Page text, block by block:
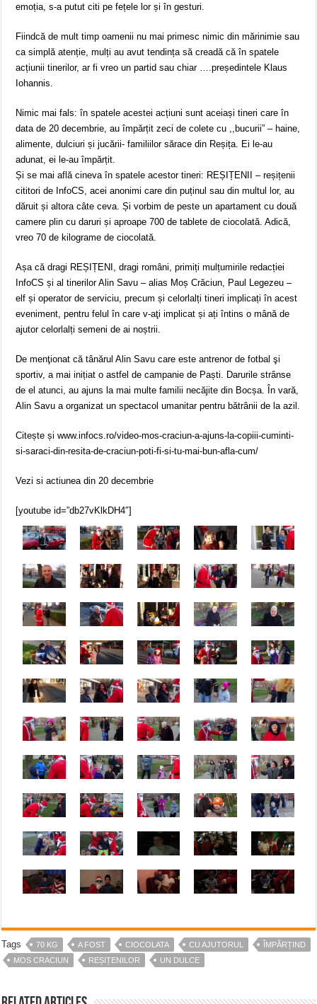
emoția, s-a putut citi pe fețele lor și în gesturi.
Fiindcă de mult timp oamenii nu mai primesc nimic din mărinimie sau
ca simplă atenție, mulți au avut tendința să creadă că în spatele
acțiunii tinerilor, ar fi vreo un partid sau chiar ….președintele Klaus
Iohannis.
Nimic mai fals: în spatele acestei acțiuni sunt aceiași tineri care în
data de 20 decembrie, au împărțit zeci de colete cu ,,bucurii” – haine,
alimente, dulciuri și jucării- familiilor sărace din Reșița. Ei le-au
adunat, ei le-au împărțit.
Și se mai află cineva în spatele acestor tineri: REȘIȚENII – reșițenii
cititori de InfoCS, acei anonimi care din puținul sau din multul lor, au
dăruit și altora câte ceva. Și vorbim de peste un apartament cu două
camere plin cu daruri și aproape 700 de tablete de ciocolată. Adică,
vreo 70 de kilograme de ciocolată.
Așa că dragi REȘIȚENI, dragi români, primiți mulțumirile redacției
InfoCS și al tinerilor Alin Savu – alias Moș Crăciun, Paul Legezeu –
elf și operator de serviciu, precum și celorlalți tineri implicați în acest
eveniment, pentru felul în care v-aţi implicat și ați întins o mână de
ajutor celorlalți semeni de ai noștrii.
De menţionat că tânărul Alin Savu care este antrenor de fotbal şi
sportiv, a mai inițiat o astfel de campanie de Paști. Darurile strânse
de el atunci, au ajuns la mai multe familii necăjite din Bocșa. În vară,
Alin Savu a organizat un spectacol umanitar pentru bătrânii de la azil.
Citește și www.infocs.ro/video-mos-craciun-a-ajuns-la-copiii-cuminti-
si-saraci-din-resita-de-craciun-poti-fi-si-tu-mai-bun-afla-cum/
Vezi si actiunea din 20 decembrie
[youtube id=”db27vKlkDH4″]
Tags 70 KG A FOST CIOCOLATA CU AJUTORUL
ÎMPĂRȚIND
MOS CRACIUN
REȘIȚENILOR UN DULCE